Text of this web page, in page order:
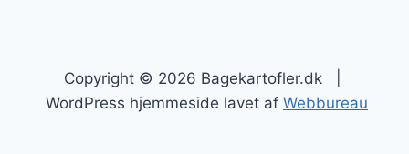
Copyright © 2026 Bagekartofler.dk |
WordPress hjemmeside lavet af Webbureau